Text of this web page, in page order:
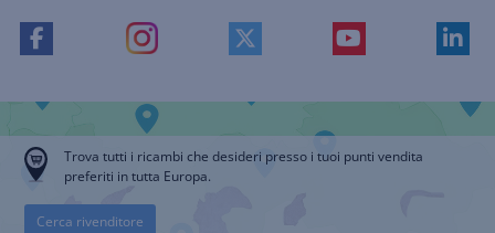
Trova tutti i ricambi che desideri presso i tuoi punti vendita
preferiti in tutta Europa.
Cerca rivenditore